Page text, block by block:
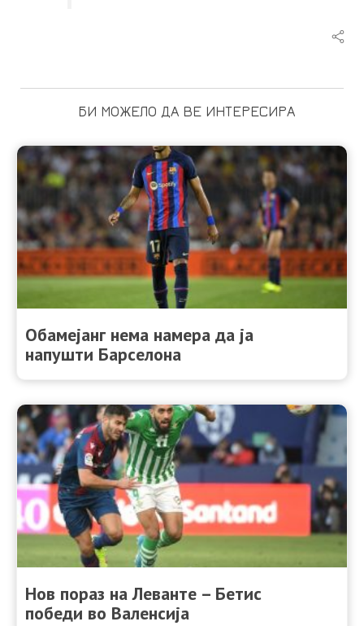
БИ МОЖЕЛО ДА ВЕ ИНТЕРЕСИРА
Обамејанг нема намера да ја
напушти Барселона
Нов пораз на Леванте – Бетис
победи во Валенсија